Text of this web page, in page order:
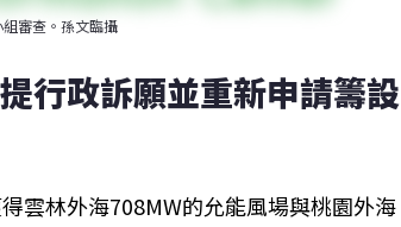
審查。孫文臨攝
行政訴願並重新申請籌設
雲林外海708MW的允能風場與桃園外海